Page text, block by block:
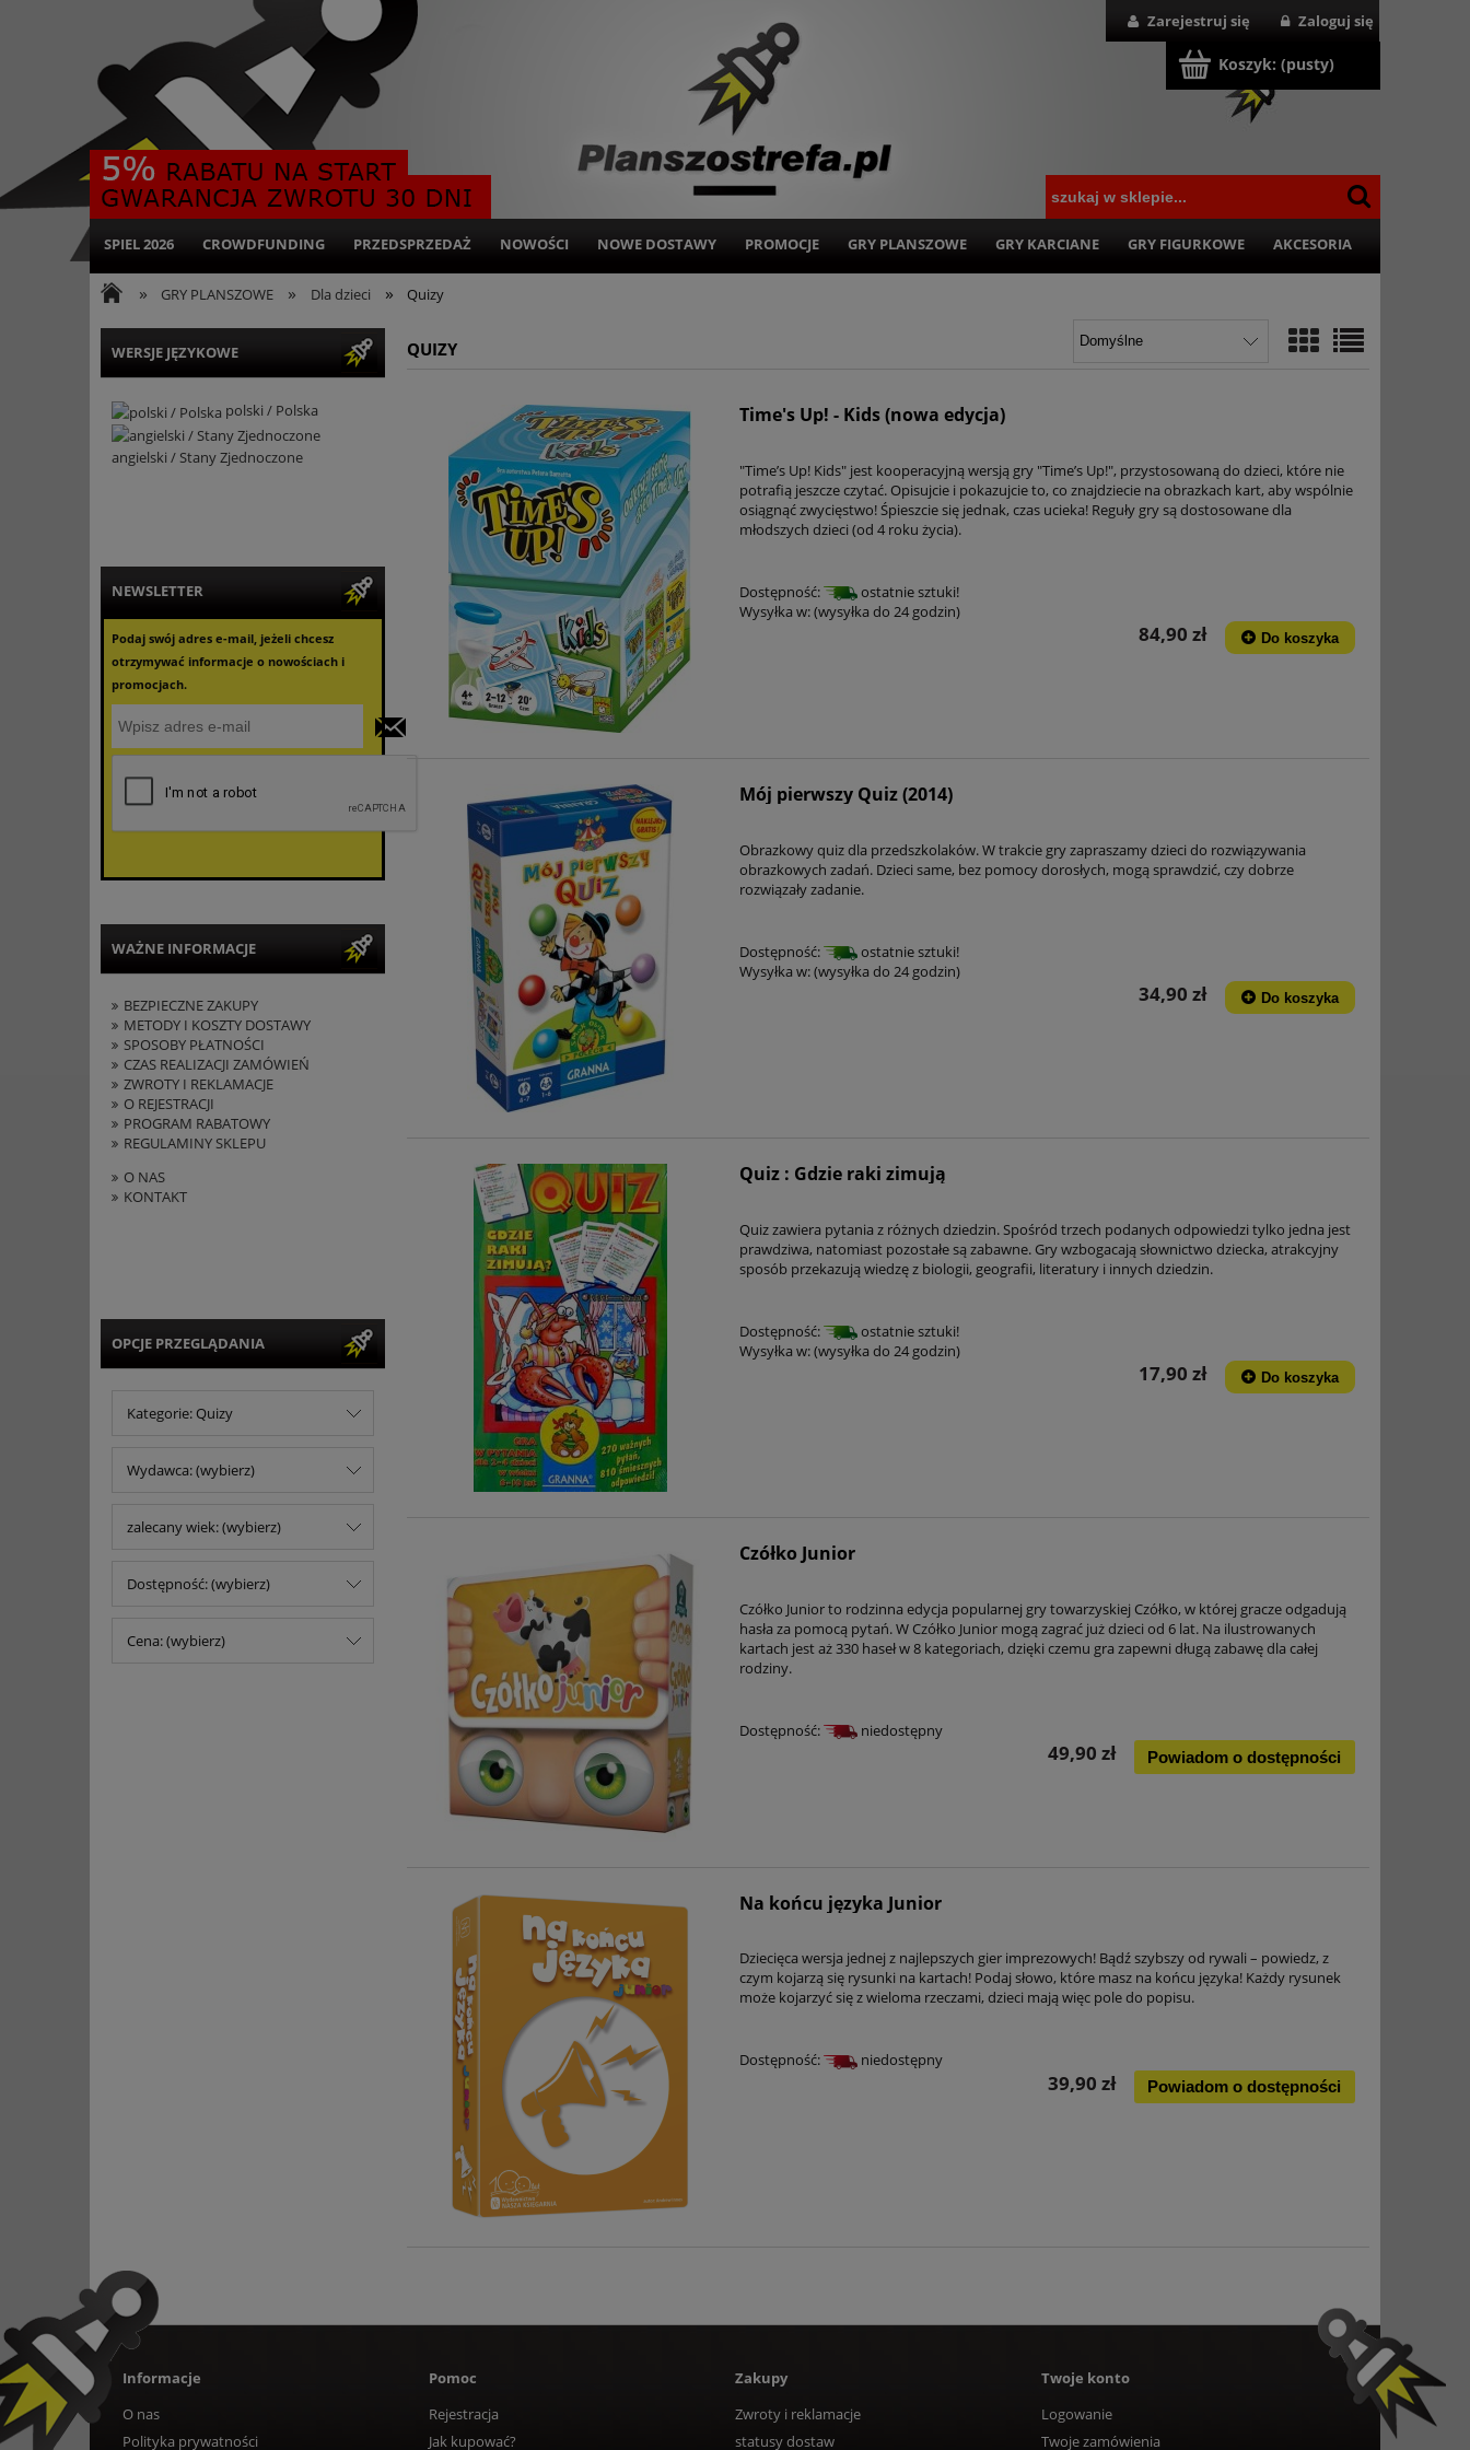
Zarejestruj się Zaloguj się
Koszyk: (pusty)
SPIEL 2026 CROWDFUNDING PRZEDSPRZEDAŻ NOWOŚCI NOWE DOSTAWY PROMOCJE GRY PLANSZOWE GRY KARCIANE GRY FIGURKOWE AKCESORIA
» GRY PLANSZOWE » Dla dzieci » Quizy
WERSJE JĘZYKOWE
polski / Polska
angielski / Stany Zjednoczone
NEWSLETTER
Podaj swój adres e-mail, jeżeli chcesz
otrzymywać informacje o nowościach i
promocjach.
WAŻNE INFORMACJE
BEZPIECZNE ZAKUPY
METODY I KOSZTY DOSTAWY
SPOSOBY PŁATNOŚCI
CZAS REALIZACJI ZAMÓWIEŃ
ZWROTY I REKLAMACJE
O REJESTRACJI
PROGRAM RABATOWY
REGULAMINY SKLEPU
O NAS
KONTAKT
OPCJE PRZEGLĄDANIA
Kategorie: Quizy
Wydawca: (wybierz)
zalecany wiek: (wybierz)
Dostępność: (wybierz)
Cena: (wybierz)
QUIZY
Time's Up! - Kids (nowa edycja)
"Time’s Up! Kids" jest kooperacyjną wersją gry "Time’s Up!", przystosowaną do dzieci, które nie
potrafią jeszcze czytać. Opisujcie i pokazujcie to, co znajdziecie na obrazkach kart, aby wspólnie
osiągnąć zwycięstwo! Śpieszcie się jednak, czas ucieka! Reguły gry są dostosowane dla
młodszych dzieci (od 4 roku życia).
Dostępność:
ostatnie sztuki!
Wysyłka w:(wysyłka do 24 godzin)
84,90 zł Do koszyka
Mój pierwszy Quiz (2014)
Obrazkowy quiz dla przedszkolaków. W trakcie gry zapraszamy dzieci do rozwiązywania
obrazkowych zadań. Dzieci same, bez pomocy dorosłych, mogą sprawdzić, czy dobrze
rozwiązały zadanie.
Dostępność:
ostatnie sztuki!
Wysyłka w:(wysyłka do 24 godzin)
34,90 zł Do koszyka
Quiz : Gdzie raki zimują
Quiz zawiera pytania z różnych dziedzin. Spośród trzech podanych odpowiedzi tylko jedna jest
prawdziwa, natomiast pozostałe są zabawne. Gry wzbogacają słownictwo dziecka, atrakcyjny
sposób przekazują wiedzę z biologii, geografii, literatury i innych dziedzin.
Dostępność:
ostatnie sztuki!
Wysyłka w:(wysyłka do 24 godzin)
17,90 zł Do koszyka
Czółko Junior
Czółko Junior to rodzinna edycja popularnej gry towarzyskiej Czółko, w której gracze odgadują
hasła za pomocą pytań. W Czółko Junior mogą zagrać już dzieci od 6 lat. Na ilustrowanych
kartach jest aż 330 haseł w 8 kategoriach, dzięki czemu gra zapewni długą zabawę dla całej
rodziny.
Dostępność: niedostępny
49,90 zł Powiadom o dostępności
Na końcu języka Junior
Dziecięca wersja jednej z najlepszych gier imprezowych! Bądź szybszy od rywali – powiedz, z
czym kojarzą się rysunki na kartach! Podaj słowo, które masz na końcu języka! Każdy rysunek
może kojarzyć się z wieloma rzeczami, dzieci mają więc pole do popisu.
Dostępność: niedostępny
39,90 zł Powiadom o dostępności
Informacje
O nas
Polityka prywatności
Pomoc
Rejestracja
Jak kupować?
Zakupy
Zwroty i reklamacje
statusy dostaw
Twoje konto
Logowanie
Twoje zamówienia